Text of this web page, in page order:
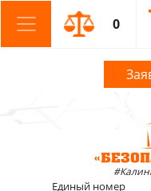
0
Единый номер